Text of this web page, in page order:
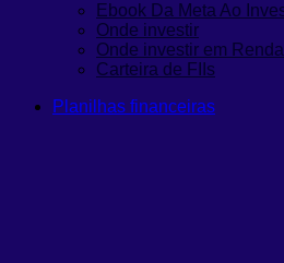
Ebook Da Meta Ao
Onde investir
Onde investir em
Carteira de FIIs
Planilhas financeiras